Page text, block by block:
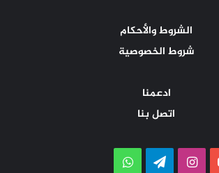
الشروط والأحكام
شروط الخصوصية
ادعمنا
اتصل بنا
‫YouTubeانستقرامتيلقرامواتساب